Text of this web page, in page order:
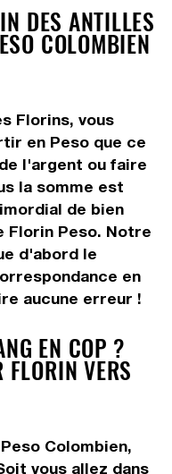
DES ANTILLES
COLOMBIEN
Florins, vous
en Peso que ce
l'argent ou faire
la somme est
de bien
Florin Peso. Notre
d'abord le
en
aucune erreur !
EN COP ?
FLORIN VERS
Colombien,
vous allez dans